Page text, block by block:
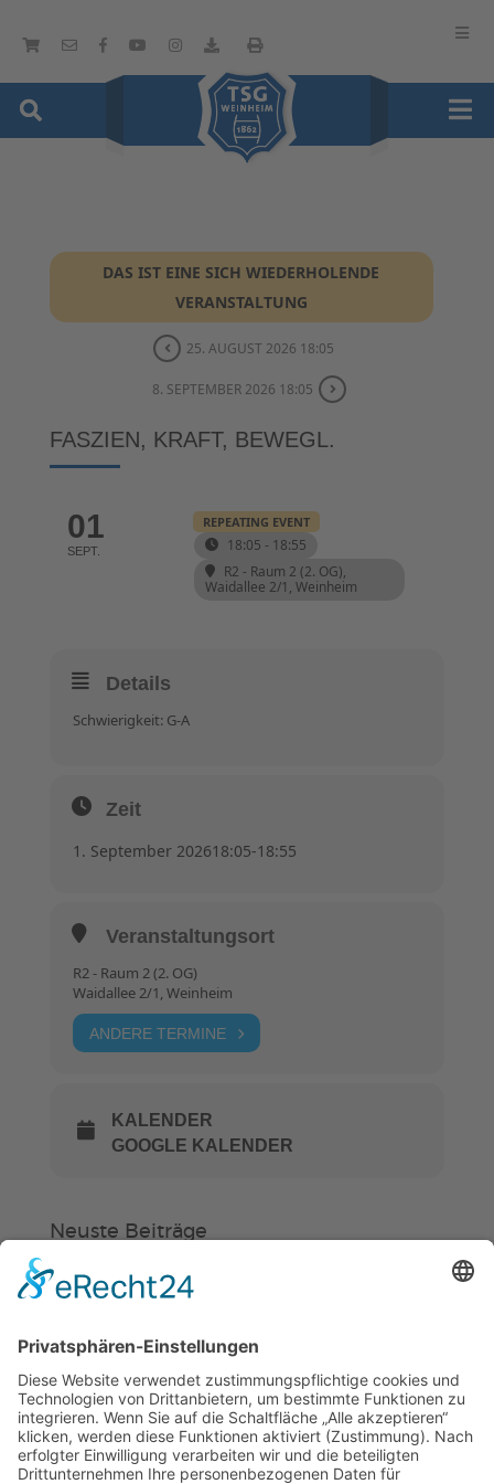
DAS IST EINE SICH WIEDERHOLENDE
VERANSTALTUNG
25. AUGUST 2026 18:05
8. SEPTEMBER 2026 18:05
FASZIEN, KRAFT, BEWEGL.
01
SEPT.
REPEATING EVENT
18:05 - 18:55
R2 - Raum 2 (2. OG),
Waidallee 2/1, Weinheim
Details
Schwierigkeit: G-A
Zeit
1. September 202618:05-18:55
Veranstaltungsort
R2 - Raum 2 (2. OG)
Waidallee 2/1, Weinheim
ANDERE TERMINE
KALENDER
GOOGLE KALENDER
Neuste Beiträge
Verein
Schwimmabzeichen“
Sommercamps: Fußball, Tanz oder
Hockey